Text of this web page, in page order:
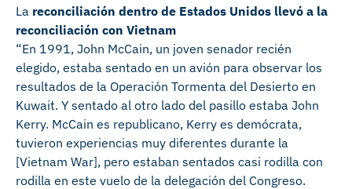
La reconciliación dentro de Estados Unidos llevó a la
reconciliación con Vietnam
“En 1991, John McCain, un joven senador recién
elegido, estaba sentado en un avión para observar los
resultados de la Operación Tormenta del Desierto en
Kuwait. Y sentado al otro lado del pasillo estaba John
Kerry. McCain es republicano, Kerry es demócrata,
tuvieron experiencias muy diferentes durante la
[Vietnam War], pero estaban sentados casi rodilla con
rodilla en este vuelo de la delegación del Congreso.